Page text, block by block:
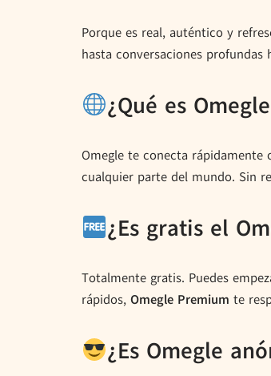
Porque es real, auténtico y
hasta conversaciones profundas
¿Qué es
Omegle te conecta rápidamente
cualquier parte del mundo. Sin
¿Es gratis el
Totalmente gratis. Puedes
rápidos, Omegle Premium te
¿Es Omegle